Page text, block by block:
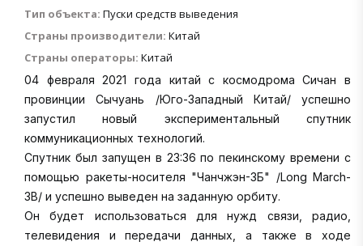
Тип объекта: Пуски средств выведения
Страны производители: Китай
Страны операторы: Китай
04 февраля 2021 года китай с космодрома Сичан в
провинции Сычуань /Юго-Западный Китай/ успешно
запустил новый экспериментальный спутник
коммуникационных технологий.
Спутник был запущен в 23:36 по пекинскому времени с
помощью ракеты-носителя "Чанчжэн-3Б" /Long March-
3B/ и успешно выведен на заданную орбиту.
Он будет использоваться для нужд связи, радио,
телевидения и передачи данных, а также в ходе